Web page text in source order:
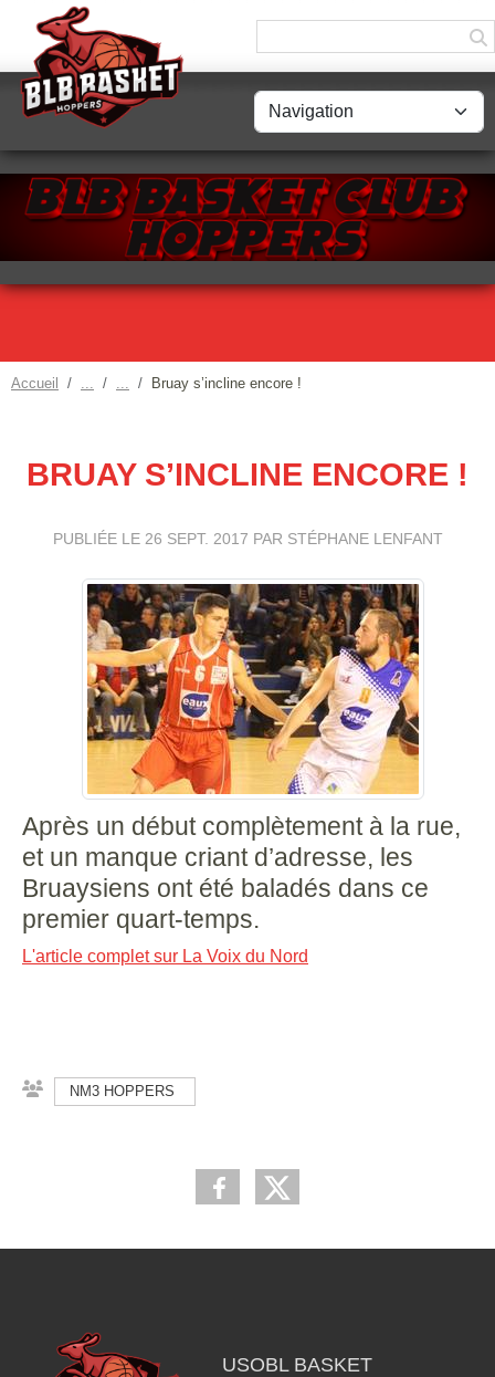
Accueil Bruay s’incline encore !
BRUAY S’INCLINE ENCORE !
PUBLIÉE LE 26 SEPT. 2017 PAR STÉPHANE LENFANT
Après un début complètement à la rue,
et un manque criant d’adresse, les
Bruaysiens ont été baladés dans ce
premier quart-temps.
L'article complet sur La Voix du Nord
NM3 HOPPERS
USOBL BASKET
Panneau de gestion des cookies